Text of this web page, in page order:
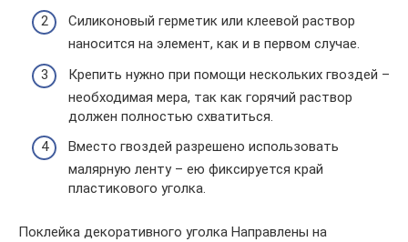
Силиконовый герметик или клеевой раствор
наносится на элемент, как и в первом случае.
Крепить нужно при помощи нескольких гвоздей –
необходимая мера, так как горячий раствор
должен полностью схватиться.
Вместо гвоздей разрешено использовать
малярную ленту – ею фиксируется край
пластикового уголка.
Поклейка декоративного уголка Направлены на